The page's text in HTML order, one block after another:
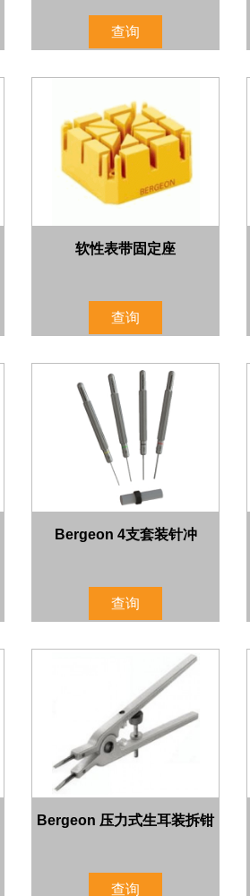
查询
软性表带固定座
查询
Bergeon 4支套装针冲
查询
Bergeon 压力式生耳装拆钳
查询